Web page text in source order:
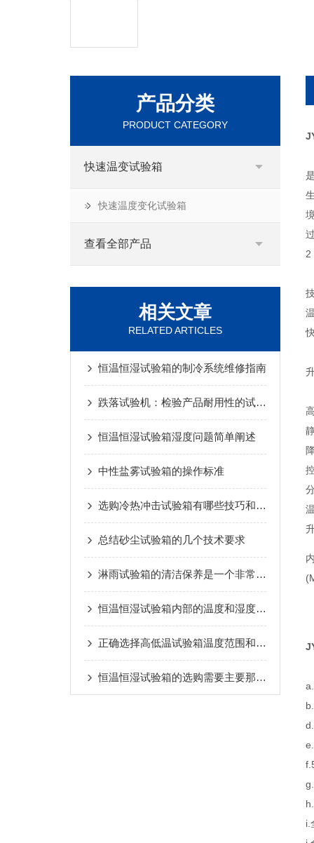
产品分类
PRODUCT CATEGORY
快速温变试验箱
快速温度变化试验箱
查看全部产品
相关文章
RELATED ARTICLES
恒温恒湿试验箱的制冷系统维修指南
跌落试验机：检验产品耐用性的试金石
恒温恒湿试验箱湿度问题简单阐述
中性盐雾试验箱的操作标准
选购冷热冲击试验箱有哪些技巧和选型要求
总结砂尘试验箱的几个技术要求
淋雨试验箱的清洁保养是一个非常重要的步骤
恒温恒湿试验箱内部的温度和湿度是怎么控制的呢？
正确选择高低温试验箱温度范围和变温速率
恒温恒湿试验箱的选购需要主要那些方面？
2
i.